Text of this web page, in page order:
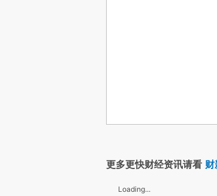
更多更快财经资讯请看
Loading...